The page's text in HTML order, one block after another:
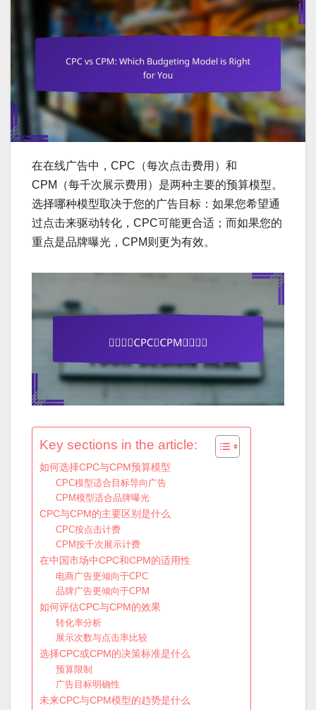
在在线广告中，CPC（每次点击费用）和
CPM（每千次展示费用）是两种主要的预算模型。
选择哪种模型取决于您的广告目标：如果您希望通
过点击来驱动转化，CPC可能更合适；而如果您的
重点是品牌曝光，CPM则更为有效。
Key sections in the article:
如何选择CPC与CPM预算模型
CPC模型适合目标导向广告
CPM模型适合品牌曝光
CPC与CPM的主要区别是什么
CPC按点击计费
CPM按千次展示计费
在中国市场中CPC和CPM的适用性
电商广告更倾向于CPC
品牌广告更倾向于CPM
如何评估CPC与CPM的效果
转化率分析
展示次数与点击率比较
选择CPC或CPM的决策标准是什么
预算限制
广告目标明确性
未来CPC与CPM模型的趋势是什么